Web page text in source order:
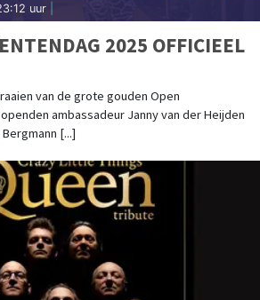
uur
2025 OFFICIEEL
van de grote gouden Open
ambassadeur Janny van der Heijden
[...]